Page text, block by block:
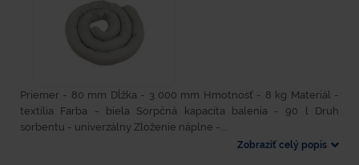
Priemer - 80 mm Dĺžka - 3 000 mm Hmotnosť - 8 kg Materiál -
textília Farba - biela Sorpčná kapacita balenia - 90 l Druh
sorbentu - univerzálny Zloženie náplne -...
Zobraziť celý popis